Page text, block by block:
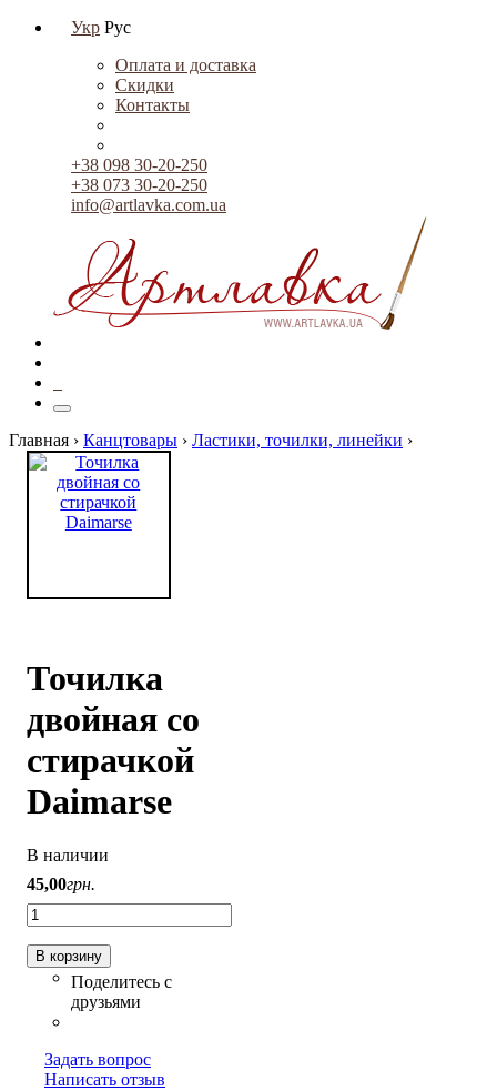
Укр Рус
Оплата и доставка
Скидки
Контакты
+38 098 30-20-250
+38 073 30-20-250
info@artlavka.com.ua
Главная › Канцтовары › Ластики, точилки, линейки ›
Точилка
двойная со
стирачкой
Daimarse
В наличии
45,00грн.
В корзину
Задать вопрос
Написать отзыв